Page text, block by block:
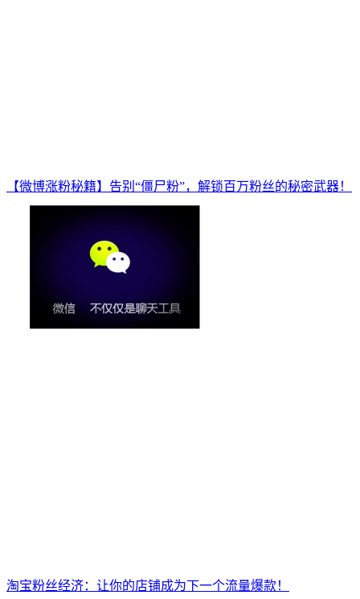
【微博涨粉秘籍】告别“僵尸粉”，解锁百万粉丝的秘密武器！
淘宝粉丝经济：让你的店铺成为下一个流量爆款！